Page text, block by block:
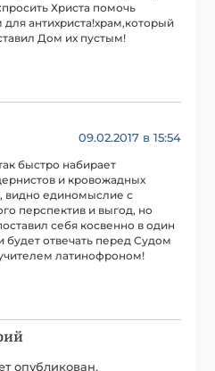
Христа помочь
антихриста!храм,который
Дом их пустым!
09.02.2017 в 15:54
быстро набирает
и кровожадных
видно единомыслие с
перспектив и выгод, но
себя косвенно в один
будет отвечать перед Судом
латинофроном!
опубликован.